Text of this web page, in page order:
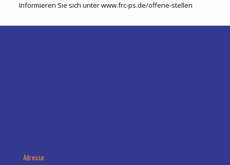
Informieren Sie sich unter www.frc-ps.de/offene-stellen
Adresse